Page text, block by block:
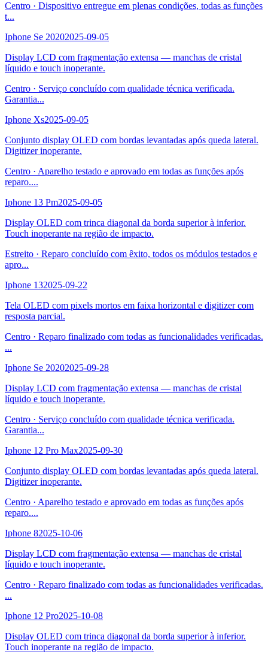
Centro · Dispositivo entregue em plenas condições, todas as funções
t...
Iphone Se 20202025-09-05
Display LCD com fragmentação extensa — manchas de cristal
líquido e touch inoperante.
Centro · Serviço concluído com qualidade técnica verificada.
Garantia...
Iphone Xs2025-09-05
Conjunto display OLED com bordas levantadas após queda lateral.
Digitizer inoperante.
Centro · Aparelho testado e aprovado em todas as funções após
reparo....
Iphone 13 Pm2025-09-05
Display OLED com trinca diagonal da borda superior à inferior.
Touch inoperante na região de impacto.
Estreito · Reparo concluído com êxito, todos os módulos testados e
apro...
Iphone 132025-09-22
Tela OLED com pixels mortos em faixa horizontal e digitizer com
resposta parcial.
Centro · Reparo finalizado com todas as funcionalidades verificadas.
...
Iphone Se 20202025-09-28
Display LCD com fragmentação extensa — manchas de cristal
líquido e touch inoperante.
Centro · Serviço concluído com qualidade técnica verificada.
Garantia...
Iphone 12 Pro Max2025-09-30
Conjunto display OLED com bordas levantadas após queda lateral.
Digitizer inoperante.
Centro · Aparelho testado e aprovado em todas as funções após
reparo....
Iphone 82025-10-06
Display LCD com fragmentação extensa — manchas de cristal
líquido e touch inoperante.
Centro · Reparo finalizado com todas as funcionalidades verificadas.
...
Iphone 12 Pro2025-10-08
Display OLED com trinca diagonal da borda superior à inferior.
Touch inoperante na região de impacto.